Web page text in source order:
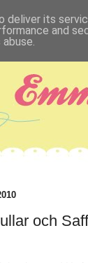
och
its
and